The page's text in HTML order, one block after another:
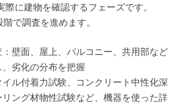
に建物を確認するフェーズです。
で調査を進めます。
：壁面、屋上、バルコニー、共用部など
劣化の分布を把握
ル付着力試験、コンクリート中性化深
ング材物性試験など、機器を使った詳